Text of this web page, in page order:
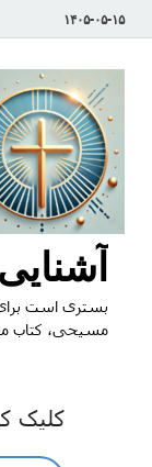
۱۴۰۵-۰۵-۱۵
بستری است برای
مسیحی، کتاب
کلیک